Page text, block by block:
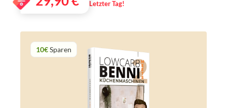
Letzter Tag!
10€Sparen